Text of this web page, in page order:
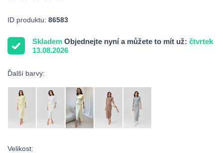
ID produktu: 86583
Skladem Objednejte nyní a můžete to mít už: čtvrtek
13.08.2026
Ďalší barvy:
Velikost: